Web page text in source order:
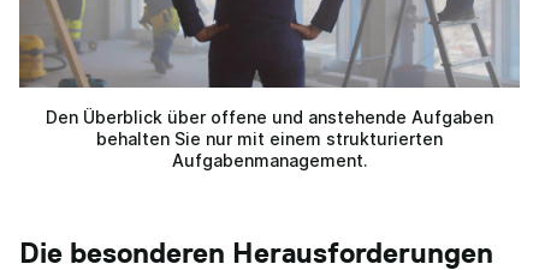
Den Überblick über offene und anstehende Aufgaben
behalten Sie nur mit einem strukturierten
Aufgabenmanagement.
Die besonderen Herausforderungen